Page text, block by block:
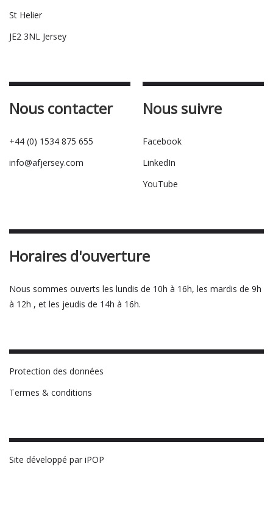
St Helier
JE2 3NL Jersey
Nous contacter
+44 (0) 1534 875 655
info@afjersey.com
Nous suivre
Facebook
LinkedIn
YouTube
Horaires d'ouverture
Nous sommes ouverts les lundis de 10h à 16h, les mardis de 9h
à 12h , et les jeudis de 14h à 16h.
Protection des données
Termes & conditions
Site développé par iPOP